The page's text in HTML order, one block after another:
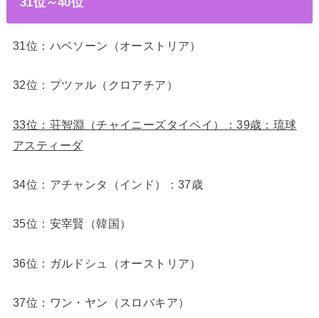
31位：ハベソーン（オーストリア）
32位：プツァル（クロアチア）
33位：荘智淵（チャイニーズタイペイ）：39歳：琉球
アスティーダ
34位：アチャンタ（インド）：37歳
35位：安宰賢（韓国）
36位：ガルドシュ（オーストリア）
37位：ワン・ヤン（スロバキア）